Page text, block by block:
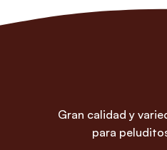
Gran calidad y
para